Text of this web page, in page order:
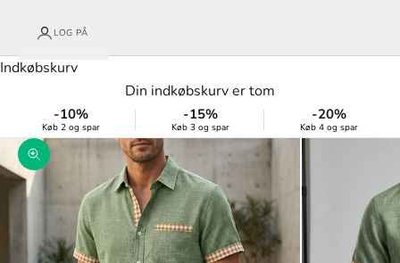
LOG PÅ
Indkøbskurv
Din indkøbskurv er tom
-10%
Køb 2 og spar
-15%
Køb 3 og spar
-20%
Køb 4 og spar
Zoom